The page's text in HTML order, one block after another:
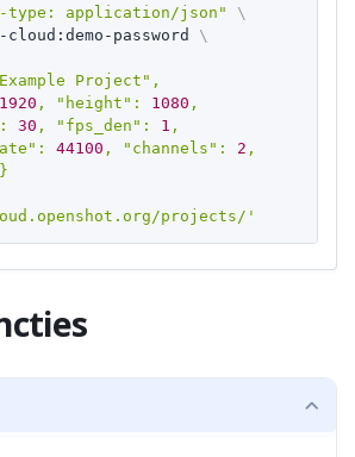
type: application/json"
\
cloud:demo-password \
Project",
1920 , "height": 1080 ,
30 , "fps_den": 1 ,
44100 , "channels": 2 ,
projects/'